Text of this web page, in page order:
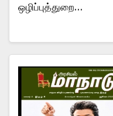
ஒழிப்புத்துறை…